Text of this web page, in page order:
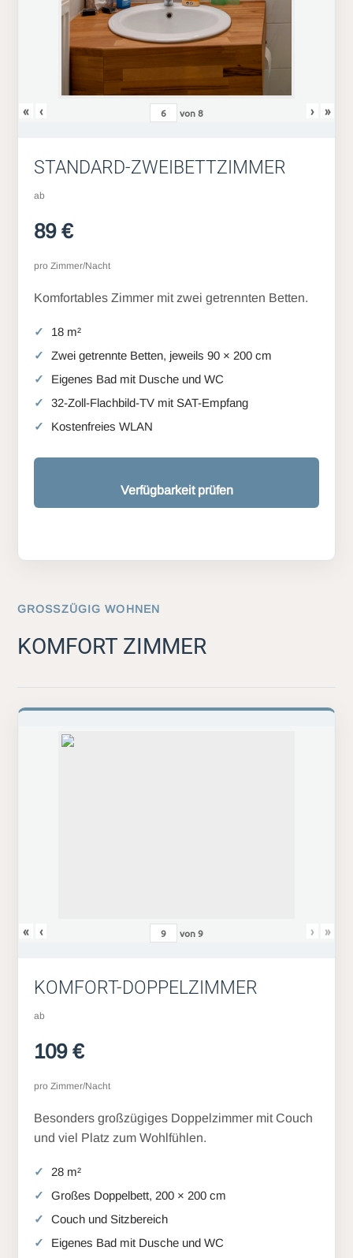
« ‹ von8 › »
STANDARD-ZWEIBETTZIMMER
ab
89 €
pro Zimmer/Nacht
Komfortables Zimmer mit zwei getrennten Betten.
18 m²
Zwei getrennte Betten, jeweils 90 × 200 cm
Eigenes Bad mit Dusche und WC
32-Zoll-Flachbild-TV mit SAT-Empfang
Kostenfreies WLAN
Verfügbarkeit prüfen
GROSSZÜGIG WOHNEN
KOMFORT ZIMMER
« ‹ von9 › »
KOMFORT-DOPPELZIMMER
ab
109 €
pro Zimmer/Nacht
Besonders großzügiges Doppelzimmer mit Couch
und viel Platz zum Wohlfühlen.
28 m²
Großes Doppelbett, 200 × 200 cm
Couch und Sitzbereich
Eigenes Bad mit Dusche und WC